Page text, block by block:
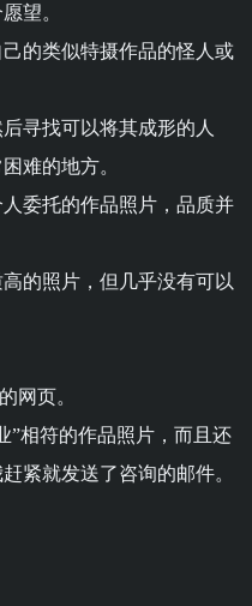
望。
的类似特摄作品的怪人或
寻找可以将其成形的人
难的地方。
委托的作品照片，品质并
的照片，但几乎没有可以
网页。
”相符的作品照片，而且还
紧就发送了咨询的邮件。